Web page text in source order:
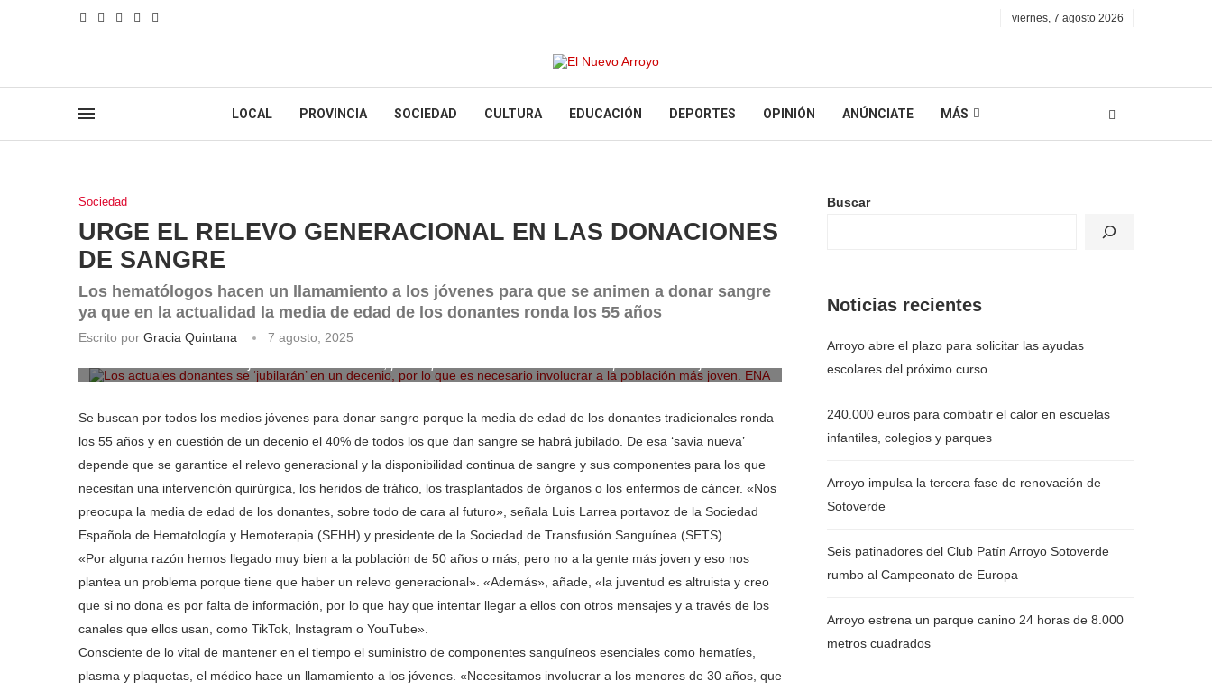
viernes, 7 agosto 2026
LOCAL PROVINCIA SOCIEDAD CULTURA EDUCACIÓN DEPORTES OPINIÓN ANÚNCIATE MÁS
Sociedad
URGE EL RELEVO GENERACIONAL EN LAS DONACIONES
DE SANGRE
Los hematólogos hacen un llamamiento a los jóvenes para que se animen a donar sangre
ya que en la actualidad la media de edad de los donantes ronda los 55 años
Escrito por Gracia Quintana
7 agosto, 2025
Se buscan por todos los medios jóvenes para donar sangre porque la media de edad de los donantes tradicionales ronda
los 55 años y en cuestión de un decenio el 40% de todos los que dan sangre se habrá jubilado. De esa ‘savia nueva’
depende que se garantice el relevo generacional y la disponibilidad continua de sangre y sus componentes para los que
necesitan una intervención quirúrgica, los heridos de tráfico, los trasplantados de órganos o los enfermos de cáncer. «Nos
preocupa la media de edad de los donantes, sobre todo de cara al futuro», señala Luis Larrea portavoz de la Sociedad
Española de Hematología y Hemoterapia (SEHH) y presidente de la Sociedad de Transfusión Sanguínea (SETS).
«Por alguna razón hemos llegado muy bien a la población de 50 años o más, pero no a la gente más joven y eso nos
plantea un problema porque tiene que haber un relevo generacional». «Además», añade, «la juventud es altruista y creo
que si no dona es por falta de información, por lo que hay que intentar llegar a ellos con otros mensajes y a través de los
canales que ellos usan, como TikTok, Instagram o YouTube».
Consciente de lo vital de mantener en el tiempo el suministro de componentes sanguíneos esenciales como hematíes,
plasma y plaquetas, el médico hace un llamamiento a los jóvenes. «Necesitamos involucrar a los menores de 30 años, que
Buscar
Noticias recientes
Arroyo abre el plazo para solicitar las ayudas
escolares del próximo curso
240.000 euros para combatir el calor en escuelas
infantiles, colegios y parques
Arroyo impulsa la tercera fase de renovación de
Sotoverde
Seis patinadores del Club Patín Arroyo Sotoverde
rumbo al Campeonato de Europa
Arroyo estrena un parque canino 24 horas de 8.000
metros cuadrados